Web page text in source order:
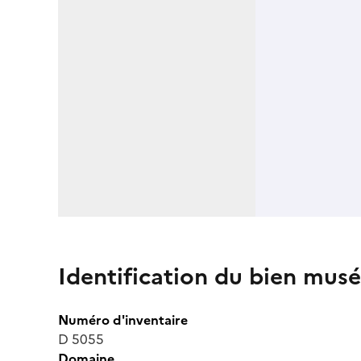
Identification du bien
Numéro d'inventaire
D 5055